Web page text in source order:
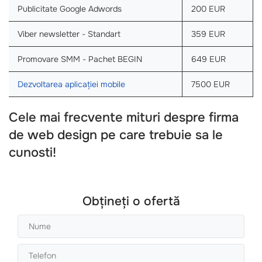
Publicitate Google Adwords 200 EUR
Viber newsletter - Standart 359 EUR
Promovare SMM - Pachet BEGIN 649 EUR
Dezvoltarea aplicației mobile 7500 EUR
Cele mai frecvente mituri despre firma
de web design pe care trebuie sa le
cunosti!
Obțineți o ofertă